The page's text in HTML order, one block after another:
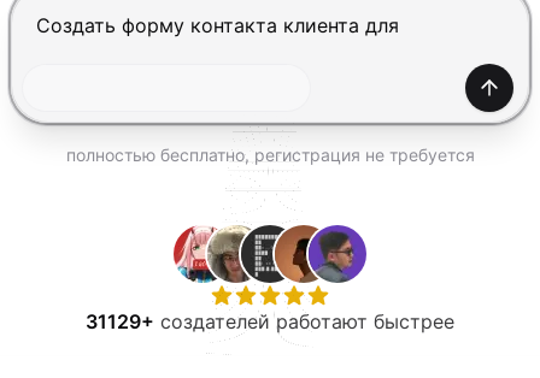
Нажмите Enter, чтобы отправить, Shift+Enter —
полностью бесплатно, регистрация не требуется
31129+ создателей работают быстрее